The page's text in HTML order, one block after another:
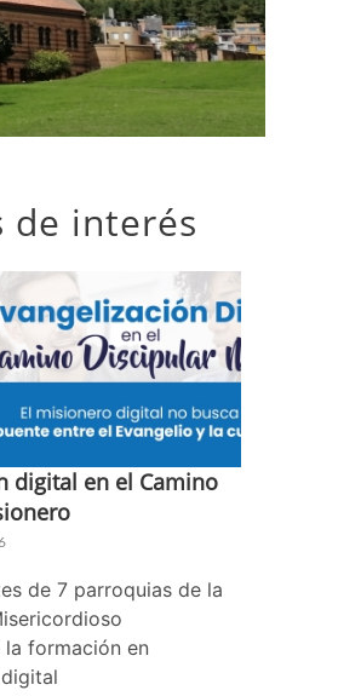
de interés
digital en el Camino
de 7 parroquias de la
formación en